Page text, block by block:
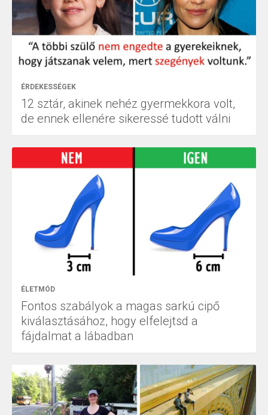
ÉRDEKESSÉGEK
12 sztár, akinek nehéz gyermekkora volt,
de ennek ellenére sikeressé tudott válni
ÉLETMÓD
Fontos szabályok a magas sarkú cipő
kiválasztásához, hogy elfelejtsd a
fájdalmat a lábadban